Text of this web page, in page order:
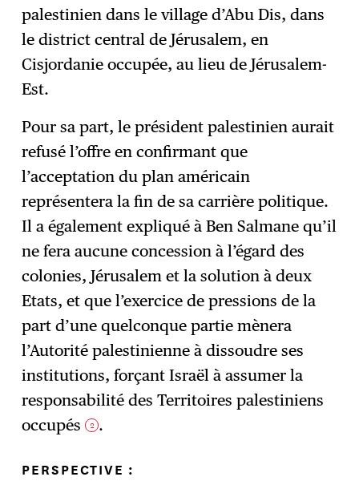
palestinien dans le village d’Abu Dis, dans
le district central de Jérusalem, en
Cisjordanie occupée, au lieu de Jérusalem-
Est.
Pour sa part, le président palestinien aurait
refusé l’offre en confirmant que
l’acceptation du plan américain
représentera la fin de sa carrière politique.
Il a également expliqué à Ben Salmane qu’il
ne fera aucune concession à l’égard des
colonies, Jérusalem et la solution à deux
Etats, et que l’exercice de pressions de la
part d’une quelconque partie mènera
l’Autorité palestinienne à dissoudre ses
institutions, forçant Israël à assumer la
responsabilité des Territoires palestiniens
occupés 2 .
PERSPECTIVE :